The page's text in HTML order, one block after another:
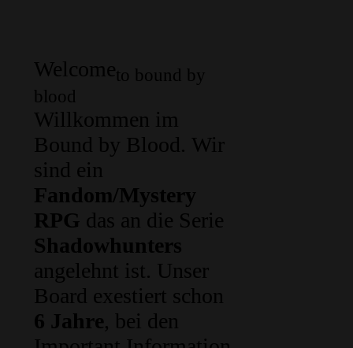
Welcometo bound by
blood
Willkommen im
Bound by Blood. Wir
sind ein
Fandom/Mystery
RPG das an die Serie
Shadowhunters
angelehnt ist. Unser
Board exestiert schon
6 Jahre, bei den